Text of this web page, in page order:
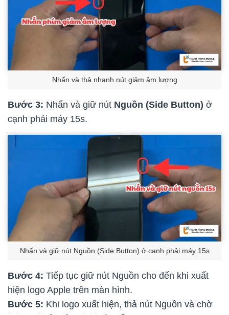
Nhấn và thả nhanh nút giảm âm lượng
Bước 3: Nhấn và giữ nút Nguồn (Side Button) ở
cạnh phải máy 15s.
Nhấn và giữ nút Nguồn (Side Button) ở cạnh phải máy 15s
Bước 4: Tiếp tục giữ nút Nguồn cho đến khi xuất
hiện logo Apple trên màn hình.
Bước 5: Khi logo xuất hiện, thả nút Nguồn và chờ